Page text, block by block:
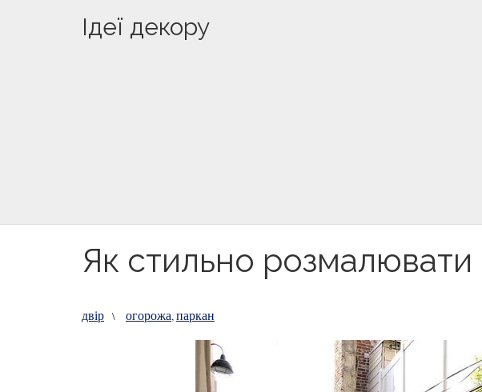
Ідеї декору
Як стильно розмалювати
двір \ огорожа,паркан